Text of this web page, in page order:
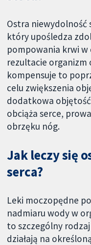
Ostra niewydolność
który upośledza
pompowania krwi w
rezultacie organizm
kompensuje to
celu zwiększenia
dodatkowa
obciąża serce,
obrzęku nóg.
Jak leczy się
serca?
Leki moczopędne
nadmiaru wody w
to szczególny
działają na